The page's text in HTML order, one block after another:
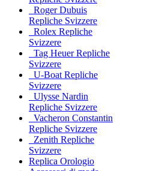
Roger Dubuis
Repliche Svizzere
Rolex Repliche
Svizzere
Tag Heuer Repliche
Svizzere
U-Boat Repliche
Svizzere
Ulysse Nardin
Repliche Svizzere
Vacheron Constantin
Repliche Svizzere
Zenith Repliche
Svizzere
Replica Orologio